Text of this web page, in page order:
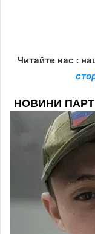
Читайте нас :